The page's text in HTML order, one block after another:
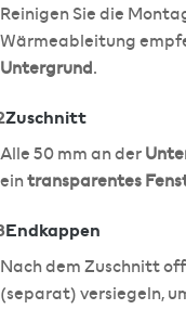
Reinigen Sie die
Wärmeableitung
Untergrund.
Zuschnitt
Alle 50 mm an der
eintransparentes
Endkappen
Nach dem Zuschnitt
(separat) versiegeln,